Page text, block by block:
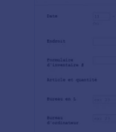
quel appareil.
d'autres
Dropbox ou
vérification
emprunte quoi